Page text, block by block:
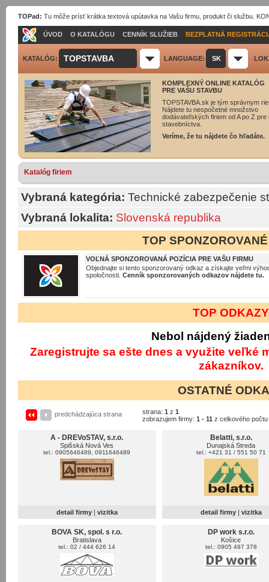
TOPad: Tu môže prísť krátka textová upútavka na Vašu firmu, produkt či službu.
ÚVOD O KATALÓGU CENNÍK SLUŽIEB BEZPLATNÁ
KATALÓG: TOPSTAVBA LANGUAGE: SK
KOMPLEXNÝ ONLINE KATALÓG
PRE VAŠU STAVBU
TOPSTAVBA.sk je tým správnym
Nájdete tu nespočetné množstvo
dodávateľských firiem od A po Z pre
stavebníctva.
Veríme, že tu nájdete čo hľadáte.
Katalóg firiem
Vybraná kategória: Technické zabezpečenie
Vybraná lokalita: Slovenská republika
TOP
VOĽNÁ SPONZOROVANÁ POZÍCIA PRE VAŠU FIRMU
Objednajte si tento sponzorovaný odkaz a získajte veľmi
spoločnosti. Cenník sponzorovaných odkazov nájdete tu.
TOP ODKAZY
Nebol nájdený
Zaregistrujte sa ešte dnes a využite veľké
zákazníkov.
OSTATNÉ
predchádzajúca strana strana: 1 z 1
zobrazujem firmy: 1 - 11 z celkového počtu
A - DREVoSTAV, s.r.o.
Spišská Nová Ves
tel.: 0905646489, 0911646489
detail firmy | vizitka
Belatti, s.r.o.
Dunajská Streda
tel.: +421 31 / 551 50 71
detail firmy | vizitka
BOVA SK, spol. s r.o.
Bratislava
tel.: 02 / 444 626 14
DP work s.r.o.
Košice
tel.: 0905 497 378